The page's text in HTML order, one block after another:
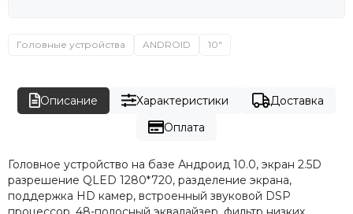
Головные устройства ANDROID 10"
Описание Характеристики
Доставка
Оплата
Головное устройство на базе Андроид 10.0, экран 2.5D
разрешение QLED 1280*720, разделение экрана,
поддержка HD камер, встроенный звуковой DSP